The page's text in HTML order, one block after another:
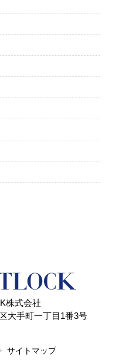
株式会社
大手町一丁目1番3号
サイトマップ